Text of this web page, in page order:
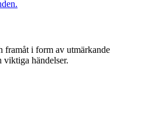
framåt i form av utmärkande
händelser.